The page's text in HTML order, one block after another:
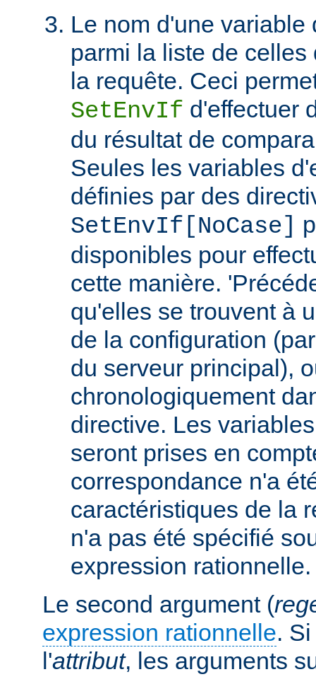
Le nom d'une variable
parmi la liste de
la requête. Ceci
SetEnvIf d'effectuer
du résultat de
Seules les variables
définies par des
SetEnvIf[NoCase]
disponibles pour
cette manière.
qu'elles se trouvent à
de la configuration
du serveur principal),
chronologiquement
directive. Les
seront prises en
correspondance n'a
caractéristiques de la
n'a pas été spécifié
expression rationnelle.
Le second argument (
expression rationnelle.
l'attribut, les arguments